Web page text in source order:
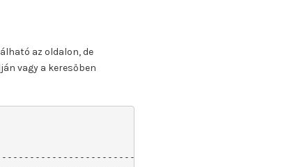
az oldalon, de
vagy a keresőben